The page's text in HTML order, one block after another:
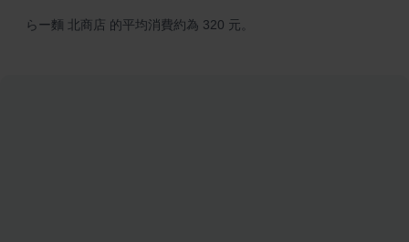
らー麵 北商店 的平均消費約為 320 元。